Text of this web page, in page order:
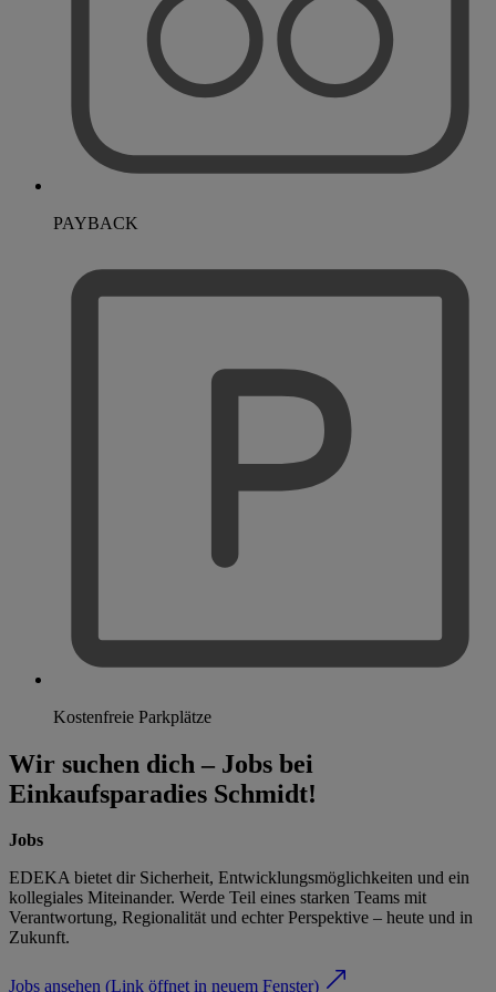
PAYBACK
Kostenfreie Parkplätze
Wir suchen dich – Jobs bei
Einkaufsparadies Schmidt!
Jobs
EDEKA bietet dir Sicherheit, Entwicklungsmöglichkeiten und ein
kollegiales Miteinander. Werde Teil eines starken Teams mit
Verantwortung, Regionalität und echter Perspektive – heute und in
Zukunft.
Jobs ansehen (Link öffnet in neuem Fenster)